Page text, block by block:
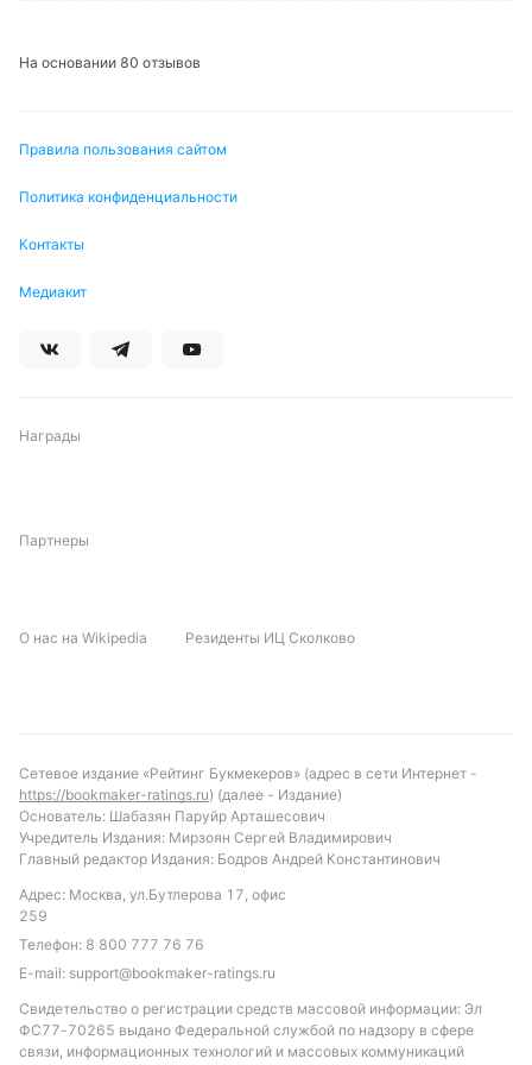
На основании 80 отзывов
Правила пользования сайтом
Политика конфиденциальности
Контакты
Медиакит
Награды
Партнеры
О нас на Wikipedia Резиденты ИЦ Сколково
Сетевое издание «Рейтинг Букмекеров» (адрес в сети Интернет -
https://bookmaker-ratings.ru) (далее - Издание)
Основатель: Шабазян Паруйр Арташесович
Учредитель Издания: Мирзоян Сергей Владимирович
Главный редактор Издания: Бодров Андрей Константинович
Адрес: Москва, ул.Бутлерова 17, офис
259
Телефон: 8 800 777 76 76
E-mail: support@bookmaker-ratings.ru
Свидетельство о регистрации средств массовой информации: Эл
ФС77-70265 выдано Федеральной службой по надзору в сфере
связи, информационных технологий и массовых коммуникаций